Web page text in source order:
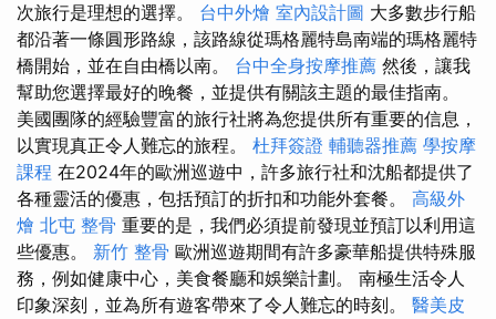
次旅行是理想的選擇。 台中外燴 室內設計圖 大多數步行船
都沿著一條圓形路線，該路線從瑪格麗特島南端的瑪格麗特
橋開始，並在自由橋以南。 台中全身按摩推薦 然後，讓我
幫助您選擇最好的晚餐，並提供有關該主題的最佳指南。
美國團隊的經驗豐富的旅行社將為您提供所有重要的信息，
以實現真正令人難忘的旅程。 杜拜簽證 輔聽器推薦 學按摩
課程 在2024年的歐洲巡遊中，許多旅行社和沈船都提供了
各種靈活的優惠，包括預訂的折扣和功能外套餐。 高級外
燴 北屯 整骨 重要的是，我們必須提前發現並預訂以利用這
些優惠。 新竹 整骨 歐洲巡遊期間有許多豪華船提供特殊服
務，例如健康中心，美食餐廳和娛樂計劃。 南極生活令人
印象深刻，並為所有遊客帶來了令人難忘的時刻。 醫美皮